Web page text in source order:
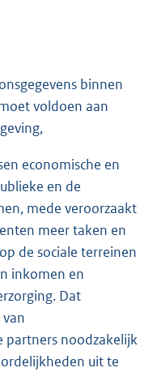
binnen
voldoen aan
economische en
en de
mede veroorzaakt
meer taken en
de sociale terreinen
inkomen en
Dat
partners noodzakelijk
uit te